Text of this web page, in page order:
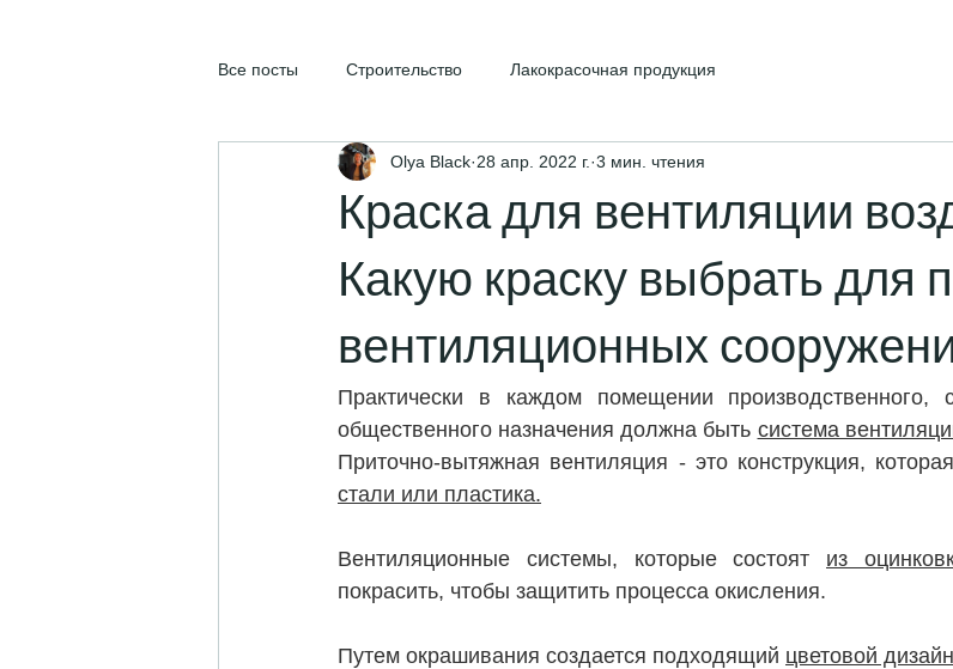
Все посты Строительство Лакокрасочная продукция
Краска для вентиляции
Какую краску выбрать для
вентиляционных
Olya Black 28 апр. 2022 г. 3 мин. чтения
Практически в каждом помещении производственного,
общественного назначения должна быть система
Приточно-вытяжная вентиляция - это конструкция,
стали или пластика.
Вентиляционные системы, которые состоят из
покрасить, чтобы защитить процесса окисления.
Путем окрашивания создается подходящий цветовой дизайн